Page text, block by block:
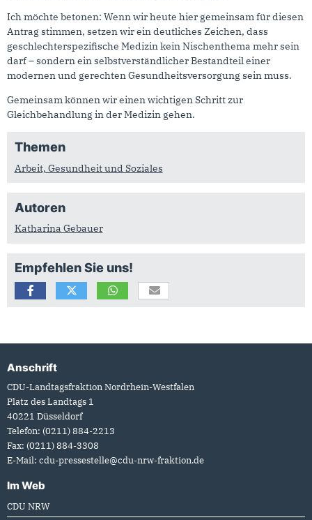
Ich möchte betonen: Wenn wir heute hier gemeinsam für diesen
Antrag stimmen, setzen wir ein deutliches Zeichen, dass
geschlechterspezifische Medizin kein Nischenthema mehr sein
darf – sondern ein selbstverständlicher Bestandteil einer
modernen und gerechten Gesundheitsversorgung sein muss.
Gemeinsam können wir einen wichtigen Schritt zur
Gleichbehandlung in der Medizin gehen.
Themen
Arbeit, Gesundheit und Soziales
Autoren
Katharina Gebauer
Empfehlen Sie uns!
Fußbereich
Anschrift
CDU-Landtagsfraktion Nordrhein-Westfalen
Platz des Landtags 1
40221 Düsseldorf
Telefon: (0211) 884-2213
Fax: (0211) 884-3308
E-Mail: cdu-pressestelle@cdu-nrw-fraktion.de
Im Web
CDU NRW